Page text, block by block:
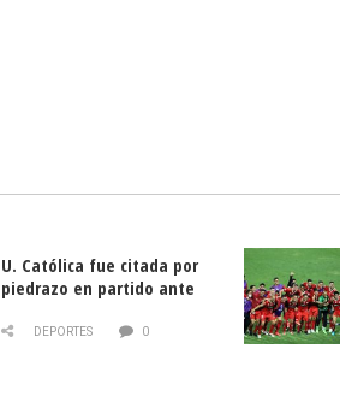
U. Católica fue citada por
piedrazo en partido ante
DEPORTES 0